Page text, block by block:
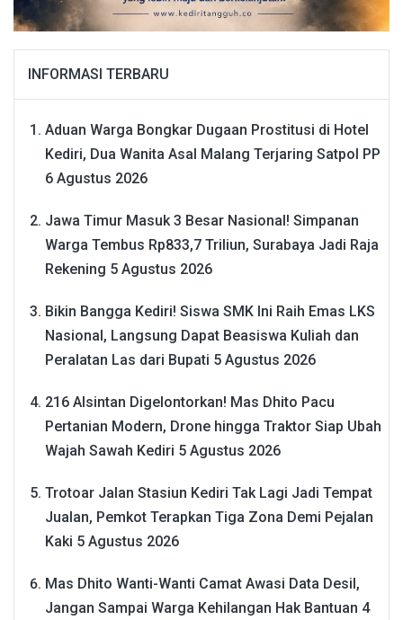
INFORMASI TERBARU
Aduan Warga Bongkar Dugaan Prostitusi di Hotel
Kediri, Dua Wanita Asal Malang Terjaring Satpol PP
6 Agustus 2026
Jawa Timur Masuk 3 Besar Nasional! Simpanan
Warga Tembus Rp833,7 Triliun, Surabaya Jadi Raja
Rekening 5 Agustus 2026
Bikin Bangga Kediri! Siswa SMK Ini Raih Emas LKS
Nasional, Langsung Dapat Beasiswa Kuliah dan
Peralatan Las dari Bupati 5 Agustus 2026
216 Alsintan Digelontorkan! Mas Dhito Pacu
Pertanian Modern, Drone hingga Traktor Siap Ubah
Wajah Sawah Kediri 5 Agustus 2026
Trotoar Jalan Stasiun Kediri Tak Lagi Jadi Tempat
Jualan, Pemkot Terapkan Tiga Zona Demi Pejalan
Kaki 5 Agustus 2026
Mas Dhito Wanti-Wanti Camat Awasi Data Desil,
Jangan Sampai Warga Kehilangan Hak Bantuan 4